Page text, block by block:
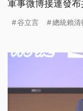
軍事微博接連發
谷立言 總統賴清